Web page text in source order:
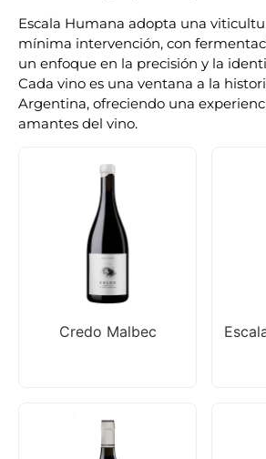
Escala Humana adopta una
mínima intervención, con
un enfoque en la precisión y la
Cada vino es una ventana a la
Argentina, ofreciendo una
amantes del vino.
Credo Malbec